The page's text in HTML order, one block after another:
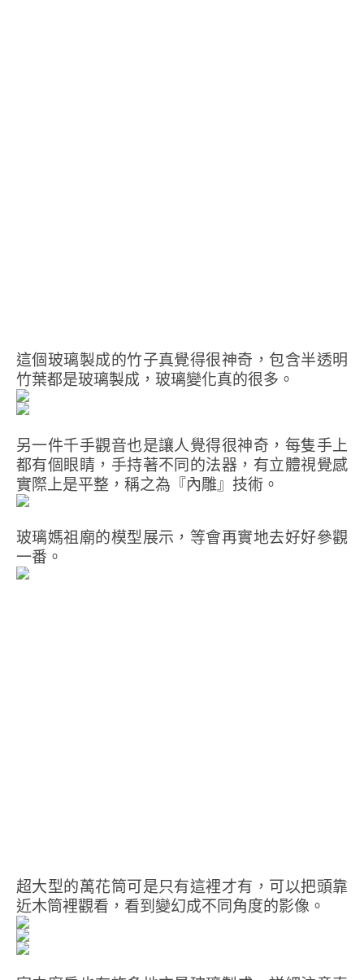
這個玻璃製成的竹子真覺得很神奇，包含半透明
竹葉都是玻璃製成，玻璃變化真的很多。
另一件千手觀音也是讓人覺得很神奇，每隻手上
都有個眼睛，手持著不同的法器，有立體視覺感
實際上是平整，稱之為『內雕』技術。
玻璃媽祖廟的模型展示，等會再實地去好好參觀
一番。
超大型的萬花筒可是只有這裡才有，可以把頭靠
近木筒裡觀看，看到變幻成不同角度的影像。